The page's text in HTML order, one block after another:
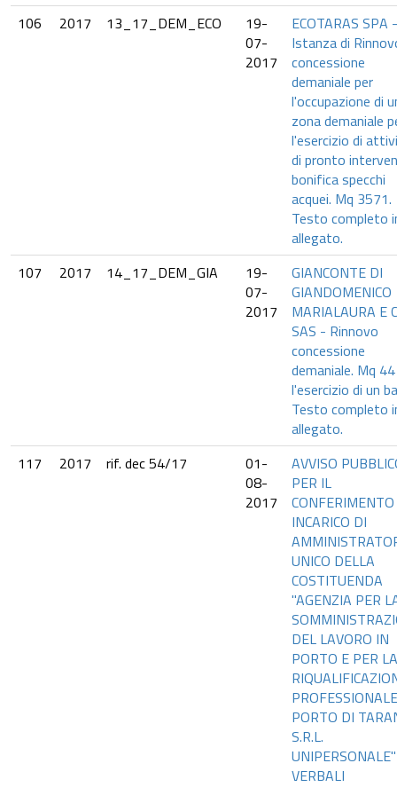
106
2017 13_17_DEM_ECO
19-
07-
2017
ECOTARAS SPA -
Istanza di
concessione
demaniale per
l'occupazione di
zona demaniale
l'esercizio di
di pronto
bonifica specchi
acquei. Mq 3571.
Testo completo
allegato.
107
2017 14_17_DEM_GIA
19-
07-
2017
GIANCONTE DI
GIANDOMENICO
MARIALAURA E
SAS - Rinnovo
concessione
demaniale. Mq
l'esercizio di un
Testo completo
allegato.
117
2017 rif. dec 54/17
01-
08-
2017
AVVISO
PER IL
INCARICO DI
UNICO DELLA
COSTITUENDA
"AGENZIA PER
DEL LAVORO IN
PORTO E PER LA
PORTO DI
S.R.L.
VERBALI